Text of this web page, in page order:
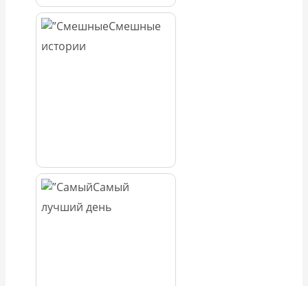
Смешные
истории
Самый
лучший день